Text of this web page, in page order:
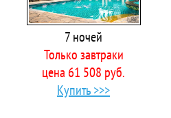
7 ночей
Только завтраки
цена 61 508 руб.
Купить >>>